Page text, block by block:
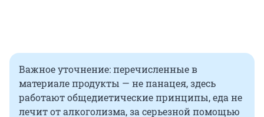
Важное уточнение: перечисленные в
материале продукты — не панацея, здесь
работают общедиетические принципы, еда не
лечит от алкоголизма, за серьезной помощью